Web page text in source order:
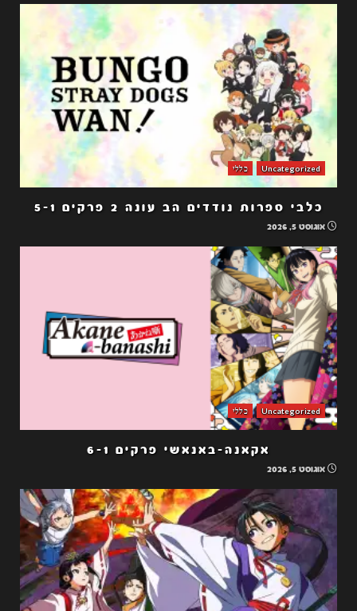
Uncategorized כללי
כלבי ספרות נודדים הב עונה 2 פרקים 5-1
אוגוסט 5, 2026
Uncategorized כללי
אקאנה-באנאשי פרקים 6-1
אוגוסט 5, 2026